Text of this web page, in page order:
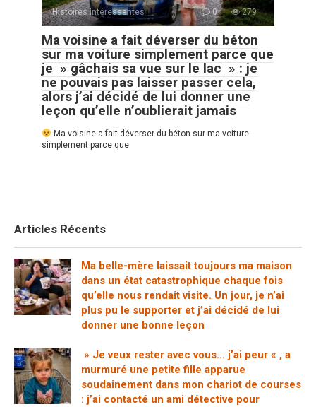
Histoires Intéressantes 0 279
Ma voisine a fait déverser du béton
sur ma voiture simplement parce que
je » gâchais sa vue sur le lac » : je
ne pouvais pas laisser passer cela,
alors j’ai décidé de lui donner une
leçon qu’elle n’oublierait jamais
Ma voisine a fait déverser du béton sur ma voiture
simplement parce que
Articles Récents
Ma belle-mère laissait toujours ma maison
dans un état catastrophique chaque fois
qu’elle nous rendait visite. Un jour, je n’ai
plus pu le supporter et j’ai décidé de lui
donner une bonne leçon
» Je veux rester avec vous… j’ai peur « , a
murmuré une petite fille apparue
soudainement dans mon chariot de courses
: j’ai contacté un ami détective pour